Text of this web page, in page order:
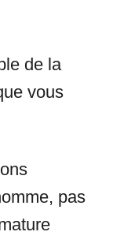
de la
vous
pas